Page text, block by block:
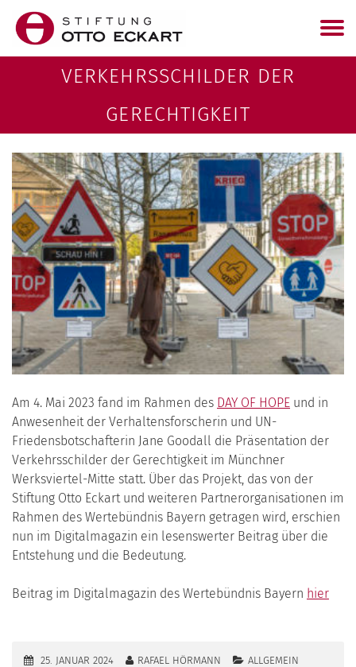
VERKEHRSSCHILDER DER
GERECHTIGKEIT
Am 4. Mai 2023 fand im Rahmen des DAY OF HOPE und in
Anwesenheit der Verhaltensforscherin und UN-
Friedensbotschafterin Jane Goodall die Präsentation der
Verkehrsschilder der Gerechtigkeit im Münchner
Werksviertel-Mitte statt. Über das Projekt, das von der
Stiftung Otto Eckart und weiteren Partnerorganisationen im
Rahmen des Wertebündnis Bayern getragen wird, erschien
nun im Digitalmagazin ein lesenswerter Beitrag über die
Entstehung und die Bedeutung.
Beitrag im Digitalmagazin des Wertebündnis Bayern hier
25. JANUAR 2024 RAFAEL HÖRMANN ALLGEMEIN